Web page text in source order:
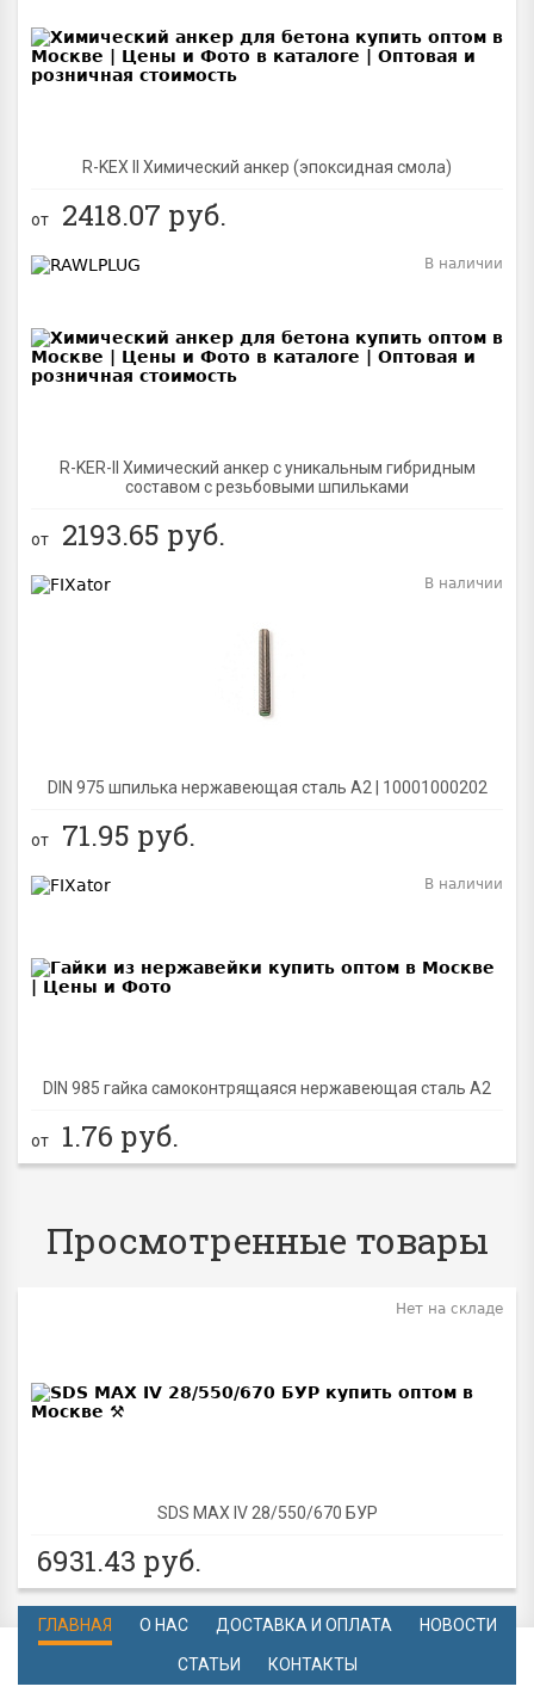
R-KEX II Химический анкер (эпоксидная смола)
от 2418.07 руб.
R-KER-II Химический анкер с уникальным гибридным
составом с резьбовыми шпильками
В наличии
от 2193.65 руб.
DIN 975 шпилька нержавеющая сталь A2 | 10001000202
В наличии
от 71.95 руб.
DIN 985 гайка самоконтрящаяся нержавеющая сталь A2
В наличии
от 1.76 руб.
Просмотренные товары
SDS MAX IV 28/550/670 БУР
Нет на складе
6931.43 руб.
ГЛАВНАЯ О НАС ДОСТАВКА И ОПЛАТА НОВОСТИ
СТАТЬИ КОНТАКТЫ